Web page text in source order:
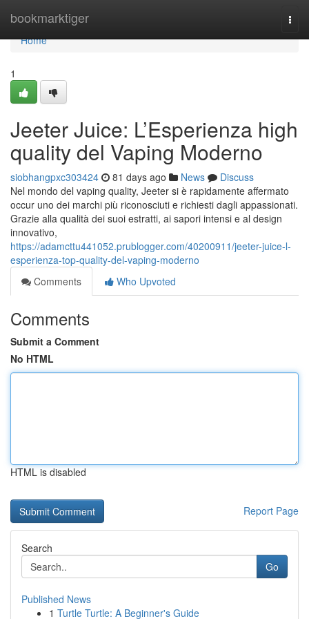
bookmarktiger
Home
Home
1
Jeeter Juice: L’Esperienza high
quality del Vaping Moderno
siobhangpxc303424 81 days ago News
Discuss
Nel mondo del vaping quality, Jeeter si è rapidamente affermato
occur uno dei marchi più riconosciuti e richiesti dagli appassionati.
Grazie alla qualità dei suoi estratti, ai sapori intensi e al design
innovativo,
https://adamcttu441052.prublogger.com/40200911/jeeter-juice-l-
esperienza-top-quality-del-vaping-moderno
Comments
Who Upvoted
Comments
Submit a Comment
No HTML
HTML is disabled
Report Page
Search
Go
Published News
1 Turtle Turtle: A Beginner's Guide